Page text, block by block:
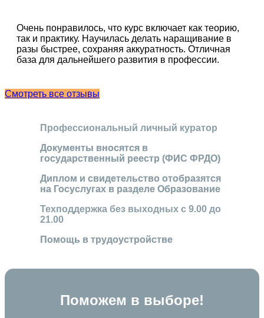
Очень понравилось, что курс включает как теорию,
так и практику. Научилась делать наращивание в
разы быстрее, сохраняя аккуратность. Отличная
база для дальнейшего развития в профессии.
Смотреть все отзывы
Профессиональный личный куратор
Документы вносятся в
государственный реестр (ФИС ФРДО)
Диплом и свидетельство отобразятся
на Госуслугах в разделе Образование
Техподдержка без выходных с 9.00 до
21.00
Помощь в трудоустройстве
Поможем в выборе!